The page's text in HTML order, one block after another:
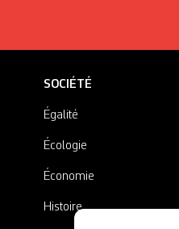
SOCIÉTÉ
Égalité
Écologie
Économie
Histoire